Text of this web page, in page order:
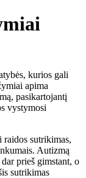
kurios gali
apima
pasikartojantį
vystymosi
raidos sutrikimas,
Autizmą
prieš gimstant, o
sutrikimas